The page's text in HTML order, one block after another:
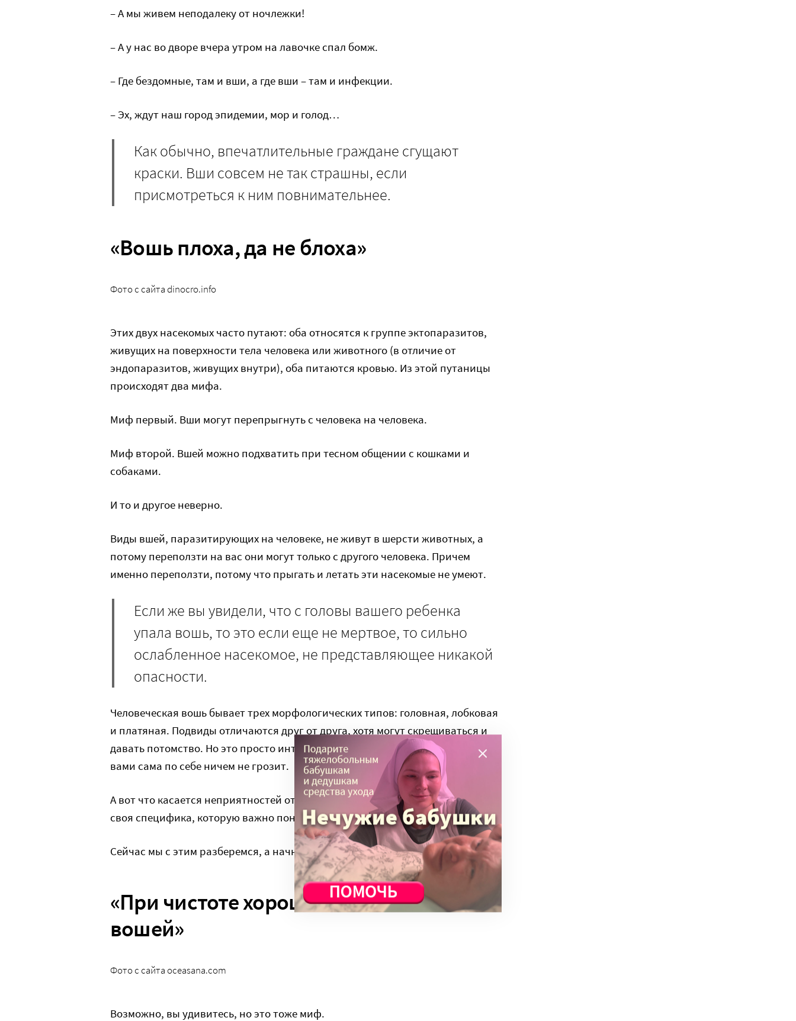
– А мы живем неподалеку от ночлежки!
– А у нас во дворе вчера утром на лавочке спал бомж.
– Где бездомные, там и вши, а где вши – там и инфекции.
– Эх, ждут наш город эпидемии, мор и голод…
Как обычно, впечатлительные граждане сгущают
краски. Вши совсем не так страшны, если
присмотреться к ним повнимательнее.
«Вошь плоха, да не блоха»
Фото с сайта dinocro.info
Этих двух насекомых часто путают: оба относятся к группе эктопаразитов,
живущих на поверхности тела человека или животного (в отличие от
эндопаразитов, живущих внутри), оба питаются кровью. Из этой путаницы
происходят два мифа.
Миф первый. Вши могут перепрыгнуть с человека на человека.
Миф второй. Вшей можно подхватить при тесном общении с кошками и
собаками.
И то и другое неверно.
Виды вшей, паразитирующих на человеке, не живут в шерсти животных, а
потому переползти на вас они могут только с другого человека. Причем
именно переползти, потому что прыгать и летать эти насекомые не умеют.
Если же вы увидели, что с головы вашего ребенка
упала вошь, то это если еще не мертвое, то сильно
ослабленное насекомое, не представляющее никакой
опасности.
Человеческая вошь бывает трех морфологических типов: головная, лобковая
и платяная. Подвиды отличаются друг от друга, хотя могут скрещиваться и
давать потомство. Но это просто интересная особенность, которая нам с
вами сама по себе ничем не грозит.
А вот что касается неприятностей от разных подвидов, то у каждого из них
своя специфика, которую важно понимать.
Сейчас мы с этим разберемся, а начнем с инфестации.
«При чистоте хорошей не бывает
вошей»
Фото с сайта oceasana.com
Возможно, вы удивитесь, но это тоже миф.